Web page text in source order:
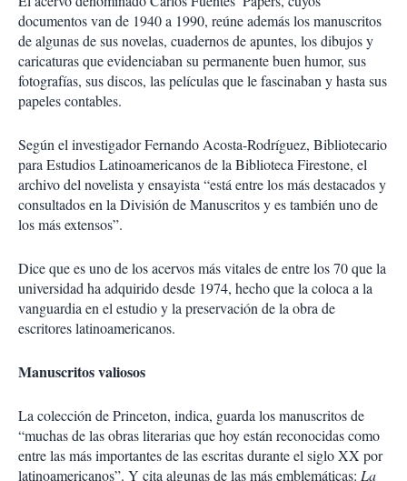
documentos van de 1940 a 1990, reúne además los manuscritos
de algunas de sus novelas, cuadernos de apuntes, los dibujos y
caricaturas que evidenciaban su permanente buen humor, sus
fotografías, sus discos, las películas que le fascinaban y hasta sus
papeles contables.
Según el investigador Fernando Acosta-Rodríguez, Bibliotecario
para Estudios Latinoamericanos de la Biblioteca Firestone, el
archivo del novelista y ensayista “está entre los más destacados y
consultados en la División de Manuscritos y es también uno de
los más extensos”.
Dice que es uno de los acervos más vitales de entre los 70 que la
universidad ha adquirido desde 1974, hecho que la coloca a la
vanguardia en el estudio y la preservación de la obra de
escritores latinoamericanos.
Manuscritos valiosos
La colección de Princeton, indica, guarda los manuscritos de
“muchas de las obras literarias que hoy están reconocidas como
entre las más importantes de las escritas durante el siglo XX por
latinoamericanos”. Y cita algunas de las más emblemáticas: La